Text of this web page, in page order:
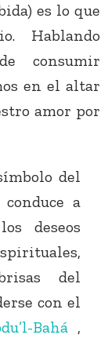
es lo que
Hablando
consumir
en el altar
amor por
del
a
deseos
del
con el
Bahá ,